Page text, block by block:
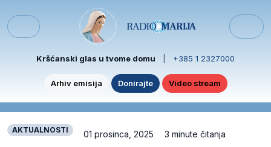
Menu
Kršćanski glas u tvome domu +385 1 2327000
Arhiv emisija Donirajte Video stream
AKTUALNOSTI 01 prosinca, 2025 3 minute čitanja